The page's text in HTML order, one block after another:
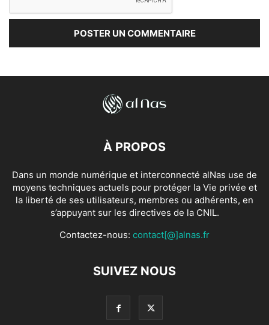
À PROPOS
Dans un monde numérique et interconnecté alNas use de
moyens techniques actuels pour protéger la Vie privée et
la liberté de ses utilisateurs, membres ou adhérents, en
s’appuyant sur les directives de la CNIL.
Contactez-nous: contact[@]alnas.fr
SUIVEZ NOUS